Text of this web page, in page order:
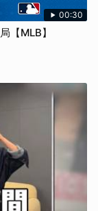
00:30
【MLB】